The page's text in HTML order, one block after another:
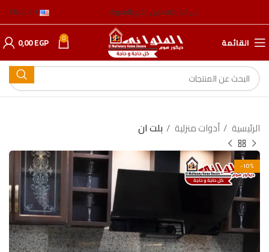
عن الشركةعناوين الفروعالمدونة ENGLISH
القائمة 0
0,00EGP
الرئيسية أدوات منزلية بلت ان
-10%